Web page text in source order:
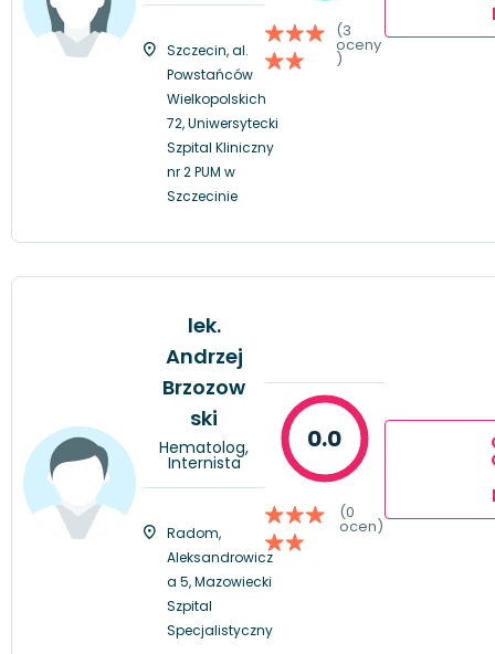
Szczecin, al.
Powstańców
Wielkopolskich
72, Uniwersytecki
Szpital Kliniczny
nr 2 PUM w
Szczecinie
(3
oceny
)
lek.
Andrzej
Brzozow
ski
Hematolog,
Internista
Radom,
Aleksandrowicz
a 5, Mazowiecki
Szpital
Specjalistyczny
0.0
(0
ocen)